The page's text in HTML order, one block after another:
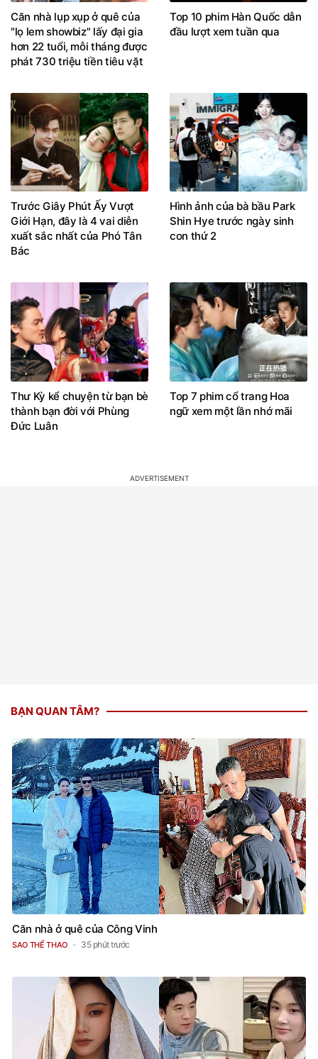
Căn nhà lụp xụp ở quê của
"lọ lem showbiz" lấy đại gia
hơn 22 tuổi, mỗi tháng được
phát 730 triệu tiền tiêu vặt
Top 10 phim Hàn Quốc dẫn
đầu lượt xem tuần qua
Trước Giây Phút Ấy Vượt
Giới Hạn, đây là 4 vai diễn
xuất sắc nhất của Phó Tân
Bác
Hình ảnh của bà bầu Park
Shin Hye trước ngày sinh
con thứ 2
Thư Kỳ kể chuyện từ bạn bè
thành bạn đời với Phùng
Đức Luân
Top 7 phim cổ trang Hoa
ngữ xem một lần nhớ mãi
BẠN QUAN TÂM?
Căn nhà ở quê của Công Vinh
SAO THỂ THAO 35 phút trước